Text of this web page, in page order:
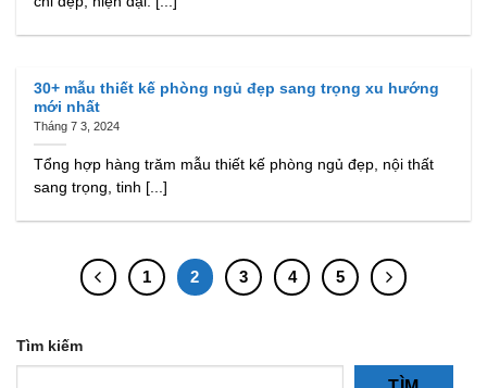
30+ mẫu thiết kế phòng ngủ đẹp sang trọng xu hướng
mới nhất
Tháng 7 3, 2024
Tổng hợp hàng trăm mẫu thiết kế phòng ngủ đẹp, nội thất
sang trọng, tinh [...]
1 2 3 4 5
Tìm kiếm